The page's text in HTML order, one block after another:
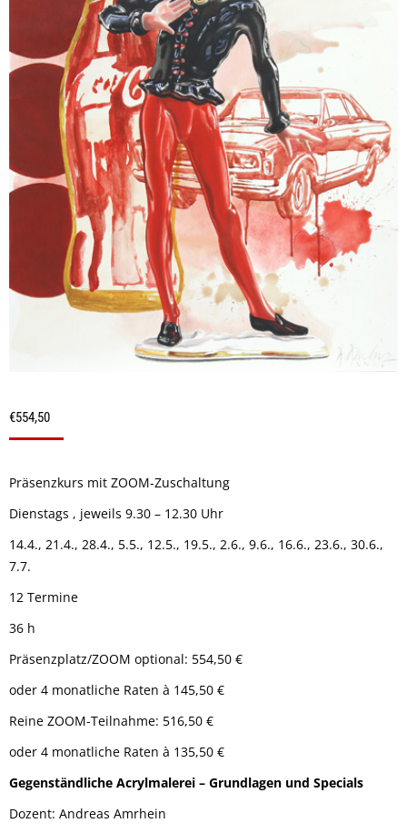
€554,50
Präsenzkurs mit ZOOM-Zuschaltung
Dienstags , jeweils 9.30 – 12.30 Uhr
14.4., 21.4., 28.4., 5.5., 12.5., 19.5., 2.6., 9.6., 16.6., 23.6., 30.6.,
7.7.
12 Termine
36 h
Präsenzplatz/ZOOM optional: 554,50 €
oder 4 monatliche Raten à 145,50 €
Reine ZOOM-Teilnahme: 516,50 €
oder 4 monatliche Raten à 135,50 €
Gegenständliche Acrylmalerei – Grundlagen und Specials
Dozent: Andreas Amrhein